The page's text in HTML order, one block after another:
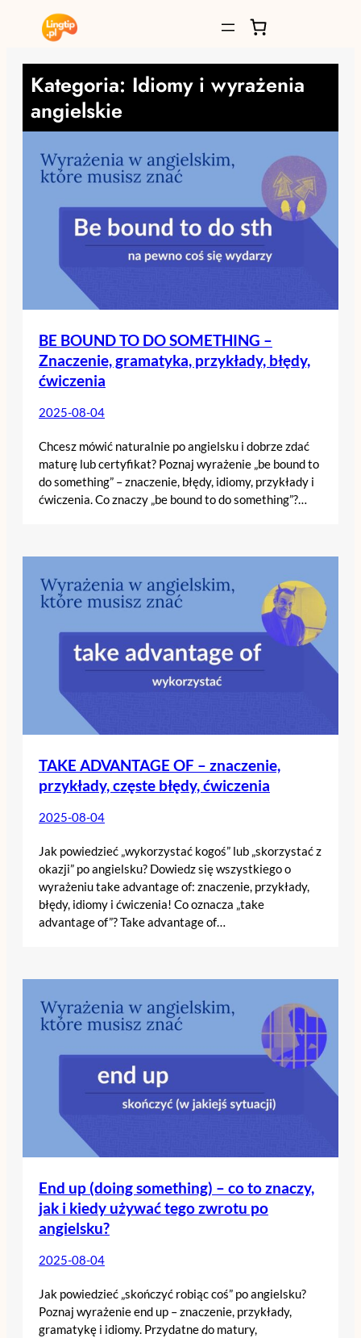
Kategoria: Idiomy i wyrażenia
angielskie
BE BOUND TO DO SOMETHING –
Znaczenie, gramatyka, przykłady, błędy,
ćwiczenia
2025-08-04
Chcesz mówić naturalnie po angielsku i dobrze zdać
maturę lub certyfikat? Poznaj wyrażenie „be bound to
do something” – znaczenie, błędy, idiomy, przykłady i
ćwiczenia. Co znaczy „be bound to do something”?…
TAKE ADVANTAGE OF – znaczenie,
przykłady, częste błędy, ćwiczenia
2025-08-04
Jak powiedzieć „wykorzystać kogoś” lub „skorzystać z
okazji” po angielsku? Dowiedz się wszystkiego o
wyrażeniu take advantage of: znaczenie, przykłady,
błędy, idiomy i ćwiczenia! Co oznacza „take
advantage of”? Take advantage of…
End up (doing something) – co to znaczy,
jak i kiedy używać tego zwrotu po
angielsku?
2025-08-04
Jak powiedzieć „skończyć robiąc coś” po angielsku?
Poznaj wyrażenie end up – znaczenie, przykłady,
gramatykę i idiomy. Przydatne do matury,